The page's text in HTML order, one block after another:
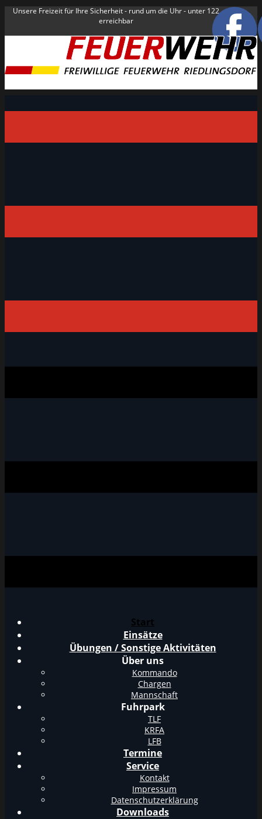
Unsere Freizeit für Ihre Sicherheit - rund um die Uhr - unter 122
erreichbar
Start
Einsätze
Übungen / Sonstige Aktivitäten
Über uns
Kommando
Chargen
Mannschaft
Fuhrpark
TLF
KRFA
LFB
Termine
Service
Kontakt
Impressum
Datenschutzerklärung
Downloads